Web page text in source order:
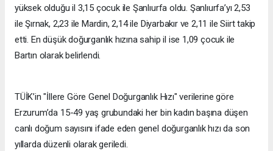
yüksek olduğu il 3,15 çocuk ile Şanlıurfa oldu. Şanlıurfa’yı 2,53
ile Şırnak, 2,23 ile Mardin, 2,14 ile Diyarbakır ve 2,11 ile Siirt takip
etti. En düşük doğurganlık hızına sahip il ise 1,09 çocuk ile
Bartın olarak belirlendi.
TÜİK’in "İllere Göre Genel Doğurganlık Hızı" verilerine göre
Erzurum’da 15-49 yaş grubundaki her bin kadın başına düşen
canlı doğum sayısını ifade eden genel doğurganlık hızı da son
yıllarda düzenli olarak geriledi.